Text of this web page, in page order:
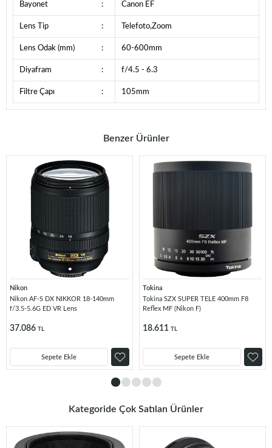
Bayonet : Canon EF
Lens Tip : Telefoto,Zoom
Lens Odak (mm) : 60-600mm
Diyafram : f/4.5 - 6.3
Filtre Çapı : 105mm
Benzer Ürünler
Nikon
Nikon AF-S DX NIKKOR 18-140mm
f/3.5-5.6G ED VR Lens
37.086 TL
Sepete Ekle
Tokina
Tokina SZX SUPER TELE 400mm F8
Reflex MF (Nikon F)
18.611 TL
Sepete Ekle
Kategoride Çok Satılan Ürünler